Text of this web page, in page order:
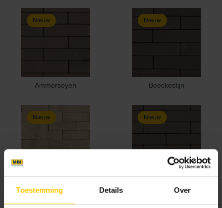
Toestemming Details Over
Nieuw
Ammersoyen
Nieuw
Beeckestijn
Nieuw Nieuw